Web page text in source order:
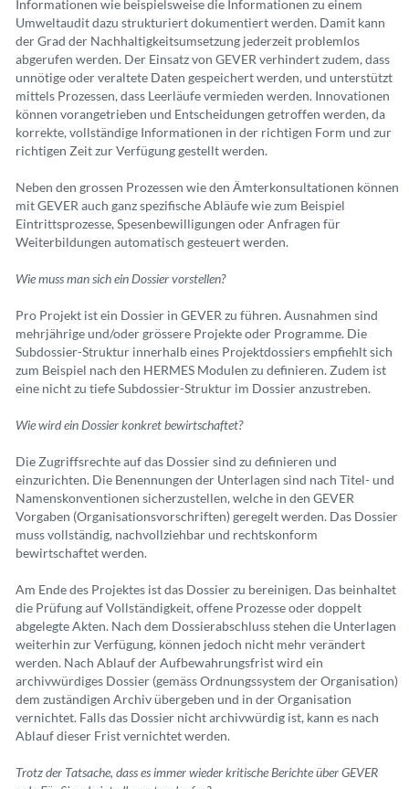
Informationen wie beispielsweise die Informationen zu einem
Umweltaudit dazu strukturiert dokumentiert werden. Damit kann
der Grad der Nachhaltigkeitsumsetzung jederzeit problemlos
abgerufen werden. Der Einsatz von GEVER verhindert zudem, dass
unnötige oder veraltete Daten gespeichert werden, und unterstützt
mittels Prozessen, dass Leerläufe vermieden werden. Innovationen
können vorangetrieben und Entscheidungen getroffen werden, da
korrekte, vollständige Informationen in der richtigen Form und zur
richtigen Zeit zur Verfügung gestellt werden.
Neben den grossen Prozessen wie den Ämterkonsultationen können
mit GEVER auch ganz spezifische Abläufe wie zum Beispiel
Eintrittsprozesse, Spesenbewilligungen oder Anfragen für
Weiterbildungen automatisch gesteuert werden.
Wie muss man sich ein Dossier vorstellen?
Pro Projekt ist ein Dossier in GEVER zu führen. Ausnahmen sind
mehrjährige und/oder grössere Projekte oder Programme. Die
Subdossier-Struktur innerhalb eines Projektdossiers empfiehlt sich
zum Beispiel nach den HERMES Modulen zu definieren. Zudem ist
eine nicht zu tiefe Subdossier-Struktur im Dossier anzustreben.
Wie wird ein Dossier konkret bewirtschaftet?
Die Zugriffsrechte auf das Dossier sind zu definieren und
einzurichten. Die Benennungen der Unterlagen sind nach Titel- und
Namenskonventionen sicherzustellen, welche in den GEVER
Vorgaben (Organisationsvorschriften) geregelt werden. Das Dossier
muss vollständig, nachvollziehbar und rechtskonform
bewirtschaftet werden.
Am Ende des Projektes ist das Dossier zu bereinigen. Das beinhaltet
die Prüfung auf Vollständigkeit, offene Prozesse oder doppelt
abgelegte Akten. Nach dem Dossierabschluss stehen die Unterlagen
weiterhin zur Verfügung, können jedoch nicht mehr verändert
werden. Nach Ablauf der Aufbewahrungsfrist wird ein
archivwürdiges Dossier (gemäss Ordnungssystem der Organisation)
dem zuständigen Archiv übergeben und in der Organisation
vernichtet. Falls das Dossier nicht archivwürdig ist, kann es nach
Ablauf dieser Frist vernichtet werden.
Trotz der Tatsache, dass es immer wieder kritische Berichte über GEVER